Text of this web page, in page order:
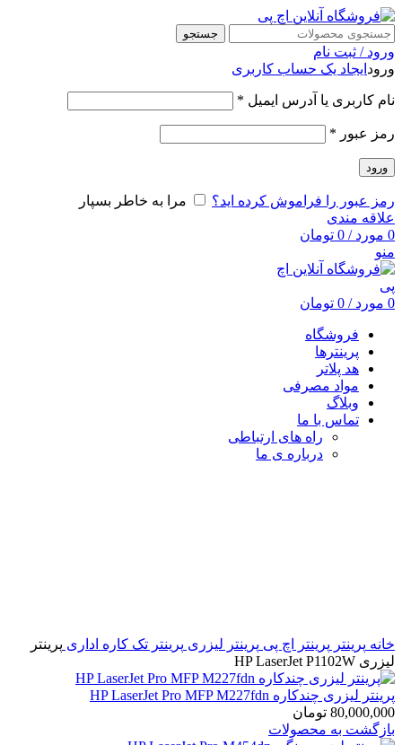
جستجو
ورود / ثبت نام
ورود ایجاد یک حساب کاربری
نام کاربری یا آدرس ایمیل *
رمز عبور *
ورود
رمز عبور را فراموش کرده اید؟
مرا به خاطر بسپار
علاقه مندی
0 مورد /
0 تومان
منو
0 مورد /
0 تومان
فروشگاه
پرینترها
هد پلاتر
مواد مصرفی
وبلاگ
تماس با ما
راه های ارتباطی
درباره ی ما
خانه پرینتر پرینتر اچ پی پرینتر لیزری پرینتر تک کاره اداری پرینتر
لیزری HP LaserJet P1102W
پرینتر لیزری چندکاره HP LaserJet Pro MFP M227fdn
80,000,000 تومان
بازگشت به محصولات